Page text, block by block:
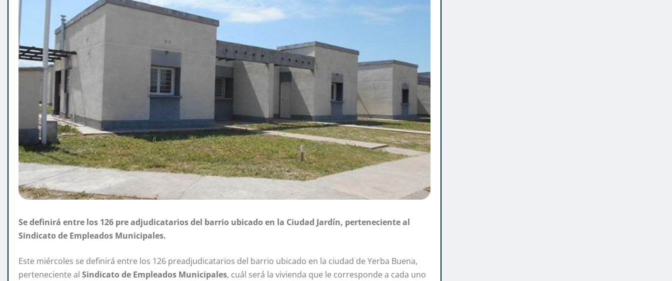
Se definirá entre los 126 pre adjudicatarios del barrio ubicado en la Ciudad Jardín, perteneciente al
Sindicato de Empleados Municipales.
Este miércoles se definirá entre los 126 preadjudicatarios del barrio ubicado en la ciudad de Yerba Buena,
perteneciente al Sindicato de Empleados Municipales, cuál será la vivienda que le corresponde a cada uno